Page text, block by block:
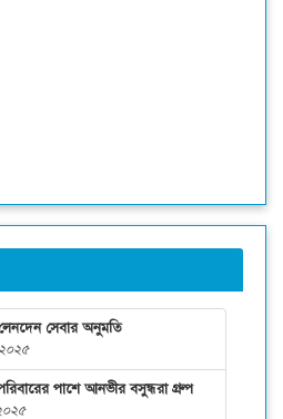
সেবার অনুমতি
পাশে আনভীর বসুন্ধরা গ্রুপ